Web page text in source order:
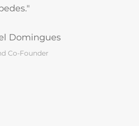
Domingues
Co-Founder